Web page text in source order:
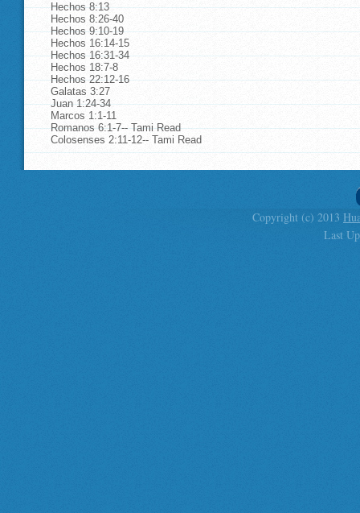
Hechos 8:13
Hechos 8:26-40
Hechos 9:10-19
Hechos 16:14-15
Hechos 16:31-34
Hechos 18:7-8
Hechos 22:12-16
Galatas 3:27
Juan 1:24-34
Marcos 1:1-11
Romanos 6:1-7-- Tami Read
Colosenses 2:11-12-- Tami Read
Copyright (c) 2013
Last